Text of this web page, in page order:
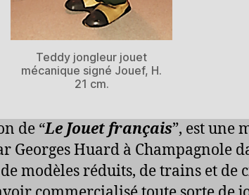
Teddy jongleur jouet
mécanique signé Jouef, H.
21 cm.
de “Le Jouet français”, est une
Georges Huard à Champagnole
modèles réduits, de trains et de